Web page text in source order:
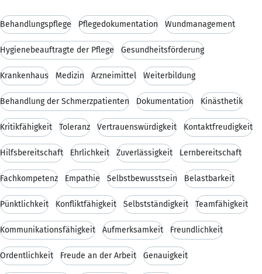
Behandlungspflege Pflegedokumentation Wundmanagement
Hygienebeauftragte der Pflege Gesundheitsförderung
Krankenhaus Medizin Arzneimittel Weiterbildung
Behandlung der Schmerzpatienten Dokumentation Kinästhetik
Kritikfähigkeit Toleranz Vertrauenswürdigkeit Kontaktfreudigkeit
Hilfsbereitschaft Ehrlichkeit Zuverlässigkeit Lernbereitschaft
Fachkompetenz Empathie Selbstbewusstsein Belastbarkeit
Pünktlichkeit Konfliktfähigkeit Selbstständigkeit Teamfähigkeit
Kommunikationsfähigkeit Aufmerksamkeit Freundlichkeit
Ordentlichkeit Freude an der Arbeit Genauigkeit